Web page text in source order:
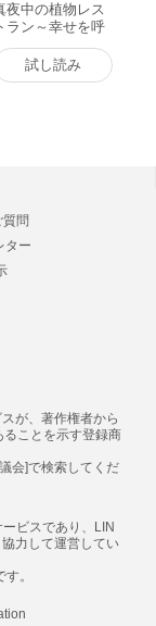
夜中の植物レス
ラン～幸せを呼
ぶジェノベーゼパ
タ～ 電子書籍版
試し読み
質問
ター
が、著作権者から
ることを示す登録商
会]で検索してくだ
ビスであり、LIN
力して運営してい
。